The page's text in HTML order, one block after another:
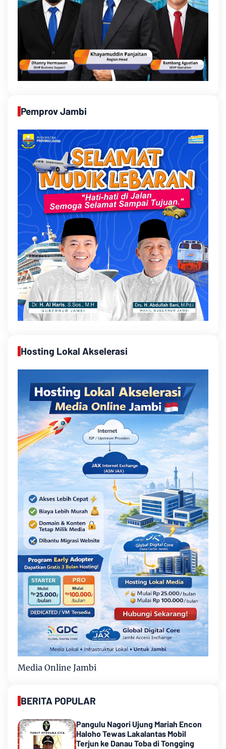
Pemprov Jambi
Hosting Lokal Akselerasi
Media Online Jambi
BERITA POPULAR
Pangulu Nagori Ujung Mariah Encon
Haloho Tewas Lakalantas Mobil
Terjun ke Danau Toba di Tongging